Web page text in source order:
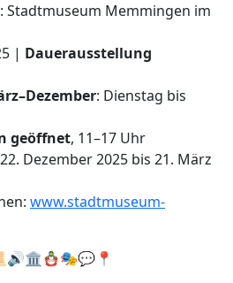
: Stadtmuseum Memmingen im
| Dauerausstellung
: Dienstag bis
geöffnet, 11–17 Uhr
Dezember 2025 bis 21. März
www.stadtmuseum-